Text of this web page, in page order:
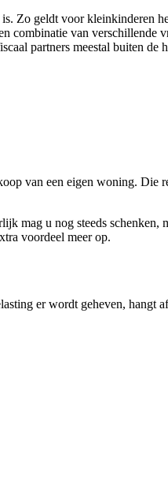
is. Zo geldt voor kleinkinderen h
combinatie van verschillende
partners meestal buiten de
van een eigen woning. Die
mag u nog steeds schenken,
voordeel meer op.
er wordt geheven, hangt